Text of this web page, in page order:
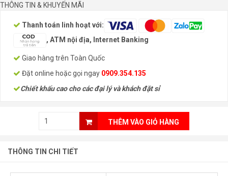
THÔNG TIN & KHUYẾN MÃI
Thanh toán linh hoạt với:
, ATM nội địa, Internet Banking
Giao hàng trên Toàn Quốc
Đặt online hoặc gọi ngay 0909.354.135
Chiết khấu cao cho các đại lý và khách đặt sỉ
THÊM VÀO GIỎ HÀNG
THÔNG TIN CHI TIẾT